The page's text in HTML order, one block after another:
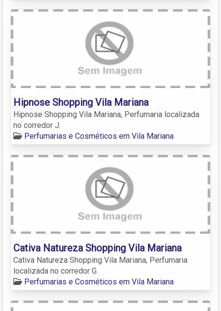
Hipnose Shopping Vila Mariana
Hipnose Shopping Vila Mariana, Perfumaria localizada
no corredor J.
Perfumarias e Cosméticos em Vila Mariana
Cativa Natureza Shopping Vila Mariana
Cativa Natureza Shopping Vila Mariana, Perfumaria
localizada no corredor G.
Perfumarias e Cosméticos em Vila Mariana